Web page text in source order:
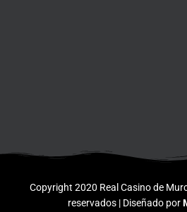
Copyright 2020 Real Casino de
reservados | Diseñado por